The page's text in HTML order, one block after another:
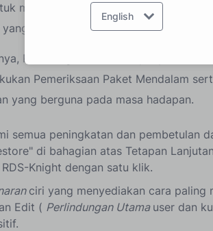
English
menjadikannya lebih menarik, firewall
rendah dan penggunaan jalur lebar
RDS-Knight akan mempunyai akses
Pemeriksaan Paket Mendalam
yang berguna pada masa hadapan.
semua peningkatan dan pembetulan
di bahagian atas Tetapan
Knight dengan satu klik.
ciri yang menyediakan cara paling
Edit ( Perlindungan Utama user dan